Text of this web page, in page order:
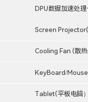
DPU数据加速处
Screen Projector(
Cooling Fan (散
KeyBoard/
Tablet(平板电脑）